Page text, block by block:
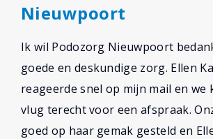
Nieuwpoort
Ik wil Podozorg Nieuwpoort
goede en deskundige zorg. Ellen
reageerde snel op mijn mail en we
vlug terecht voor een afspraak.
goed op haar gemak gesteld en